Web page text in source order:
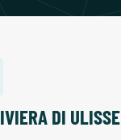
DI ULISSE